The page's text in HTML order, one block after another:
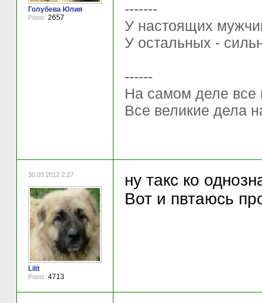
Голубева Юлия
Posts: 2657
-------
У настоящих
У остальных -
------
На самом деле все
Все великие дела
30.03.2012 2:27
Lilit
Posts: 4713
ну такс ко
Вот и пвтаюсь